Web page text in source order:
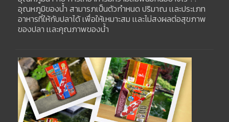
อุณหภูมิของน้ำ สามารภเป็นตัวกำหนด ปริมาณ เเละประเภท
อาหารที่ให้กับปลาได้ เพื่อให้เหมาะสม เเละไม่สงผลต่อสุขภาพ
ของปลา เเละคุณภาพของน้ำ